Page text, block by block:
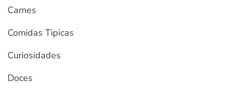
Carnes
Comidas Tipicas
Curiosidades
Doces